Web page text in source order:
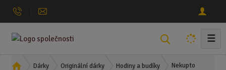
h
☰
Ú
Dárky Originální dárky Hodiny a budíky Nekupto